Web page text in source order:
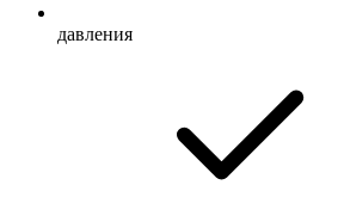
давления